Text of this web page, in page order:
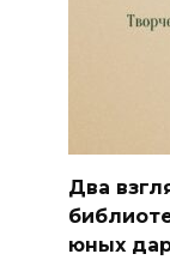
Два
юных